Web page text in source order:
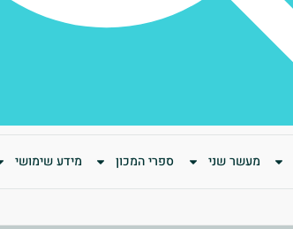
מעשר שני ספרי המכון מידע שימושי